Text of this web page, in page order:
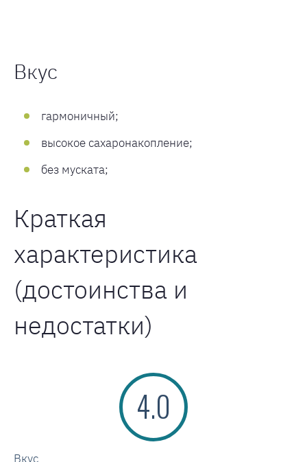
Вкус
гармоничный;
высокое сахаронакопление;
без муската;
Краткая
характеристика
(достоинства и
недостатки)
4.0
Вкус